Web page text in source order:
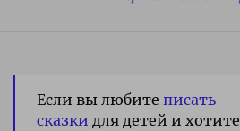
Если вы любите писать
сказки для детей и хотите